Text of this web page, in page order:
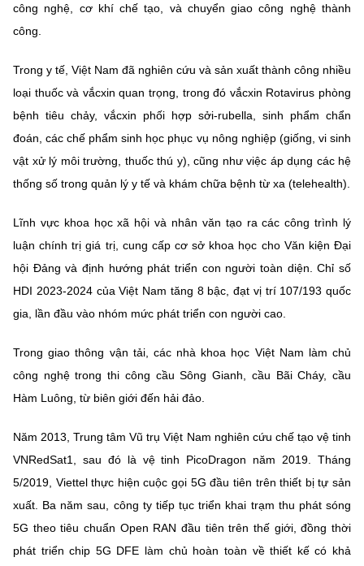
công nghệ, cơ khí chế tạo, và chuyển giao công nghệ thành
công.
Trong y tế, Việt Nam đã nghiên cứu và sản xuất thành công nhiều
loại thuốc và vắcxin quan trọng, trong đó vắcxin Rotavirus phòng
bệnh tiêu chảy, vắcxin phối hợp sởi-rubella, sinh phẩm chẩn
đoán, các chế phẩm sinh học phục vụ nông nghiệp (giống, vi sinh
vật xử lý môi trường, thuốc thú y), cũng như việc áp dụng các hệ
thống số trong quản lý y tế và khám chữa bệnh từ xa (telehealth).
Lĩnh vực khoa học xã hội và nhân văn tạo ra các công trình lý
luận chính trị giá trị, cung cấp cơ sở khoa học cho Văn kiện Đại
hội Đảng và định hướng phát triển con người toàn diện. Chỉ số
HDI 2023-2024 của Việt Nam tăng 8 bậc, đạt vị trí 107/193 quốc
gia, lần đầu vào nhóm mức phát triển con người cao.
Trong giao thông vận tải, các nhà khoa học Việt Nam làm chủ
công nghệ trong thi công cầu Sông Gianh, cầu Bãi Cháy, cầu
Hàm Luông, từ biên giới đến hải đảo.
Năm 2013, Trung tâm Vũ trụ Việt Nam nghiên cứu chế tạo vệ tinh
VNRedSat1, sau đó là vệ tinh PicoDragon năm 2019. Tháng
5/2019, Viettel thực hiện cuộc gọi 5G đầu tiên trên thiết bị tự sản
xuất. Ba năm sau, công ty tiếp tục triển khai trạm thu phát sóng
5G theo tiêu chuẩn Open RAN đầu tiên trên thế giới, đồng thời
phát triển chip 5G DFE làm chủ hoàn toàn về thiết kế có khả